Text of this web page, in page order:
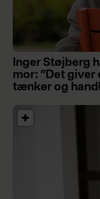
Inger Støjberg
mor: ”Det giver
tænker og